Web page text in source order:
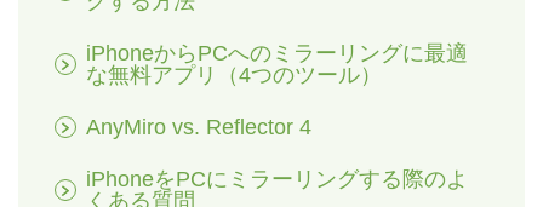
iPhoneからPCへのミラーリングに最適
な無料アプリ（4つのツール）
AnyMiro vs. Reflector 4
iPhoneをPCにミラーリングする際のよ
くある質問